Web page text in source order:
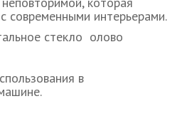
современными интерьерами.
стекло олово
в